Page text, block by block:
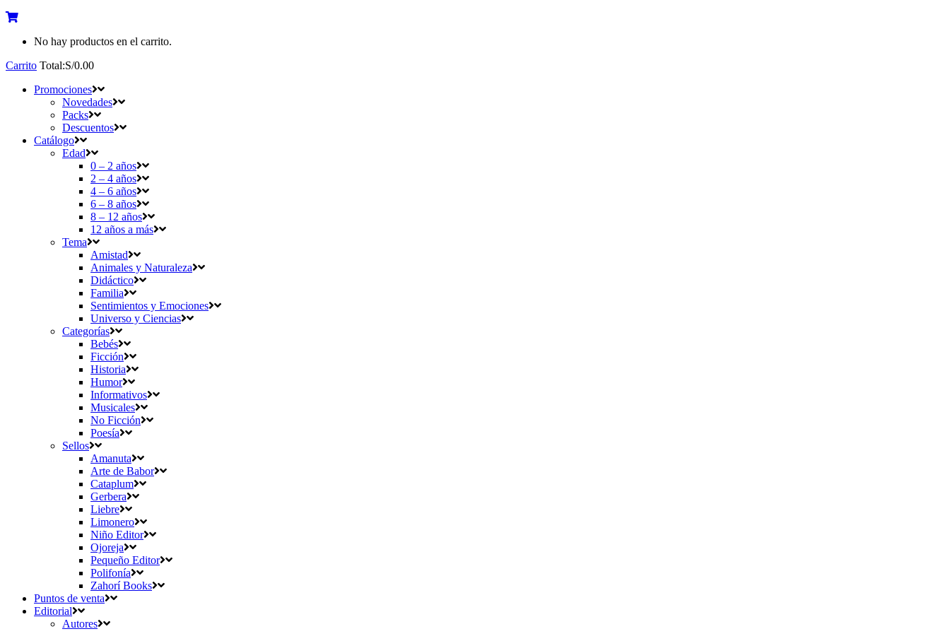
No hay productos en el carrito.
Carrito Total:S/0.00
Promociones
Novedades
Packs
Descuentos
Catálogo
Edad
0 – 2 años
2 – 4 años
4 – 6 años
6 – 8 años
8 – 12 años
12 años a más
Tema
Amistad
Animales y Naturaleza
Didáctico
Familia
Sentimientos y Emociones
Universo y Ciencias
Categorías
Bebés
Ficción
Historia
Humor
Informativos
Musicales
No Ficción
Poesía
Sellos
Amanuta
Arte de Babor
Cataplum
Gerbera
Liebre
Limonero
Niño Editor
Ojoreja
Pequeño Editor
Polifonía
Zahorí Books
Puntos de venta
Editorial
Autores